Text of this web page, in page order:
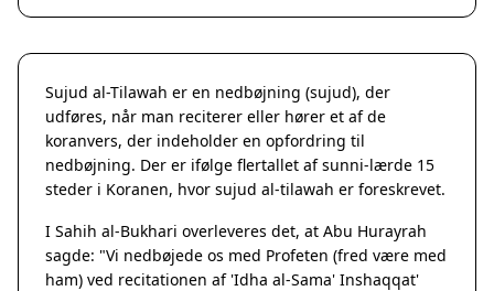
Sujud al-Tilawah er en nedbøjning (sujud), der
udføres, når man reciterer eller hører et af de
koranvers, der indeholder en opfordring til
nedbøjning. Der er ifølge flertallet af sunni-lærde 15
steder i Koranen, hvor sujud al-tilawah er foreskrevet.
I Sahih al-Bukhari overleveres det, at Abu Hurayrah
sagde: "Vi nedbøjede os med Profeten (fred være med
ham) ved recitationen af 'Idha al-Sama' Inshaqqat'